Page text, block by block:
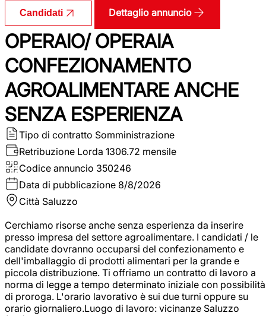
Candidati Dettaglio annuncio
OPERAIO/ OPERAIA
CONFEZIONAMENTO
AGROALIMENTARE ANCHE
SENZA ESPERIENZA
Tipo di contratto Somministrazione
Retribuzione Lorda 1306.72 mensile
Codice annuncio 350246
Data di pubblicazione 8/8/2026
Città Saluzzo
Cerchiamo risorse anche senza esperienza da inserire
presso impresa del settore agroalimentare. I candidati / le
candidate dovranno occuparsi del confezionamento e
dell'imballaggio di prodotti alimentari per la grande e
piccola distribuzione. Ti offriamo un contratto di lavoro a
norma di legge a tempo determinato iniziale con possibilità
di proroga. L'orario lavorativo è sui due turni oppure su
orario giornaliero.Luogo di lavoro: vicinanze Saluzzo